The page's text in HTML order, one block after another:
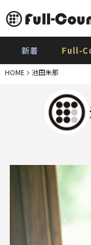
新着 Full-
HOME 池田朱那